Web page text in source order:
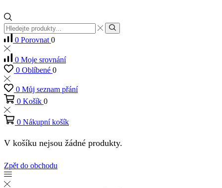
Vstup
pro
vyhledávání
Hledat
0 Porovnat 0
0 Moje srovnání
0 Oblíbené 0
0 Můj seznam přání
0 Košík 0
0 Nákupní košík
V košíku nejsou žádné produkty.
Zpět do obchodu